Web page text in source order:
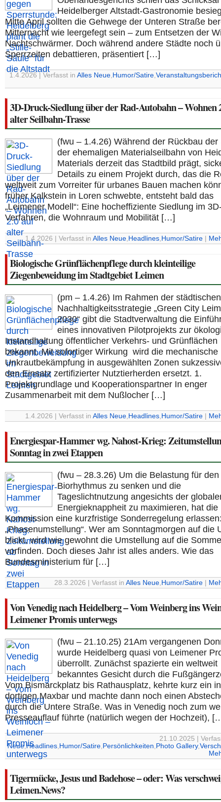
Heidelberger Altstadt-Gastronomie
Mitte April sollten die Gehwege der Unteren Straße
Mitternacht wie leergefegt sein – zum Entsetzen der
Nachtschwärmer. Doch während andere Städte noch
Sperrzeiten debattieren, präsentiert […]
1.4.2026 | Verfasst in Alles Neue, Humor/Satire,
3D-Druck-Siedlung über der Rad-Autobahn – Wohnen
alter Seilbahn-Trasse
(fwu – 1.4.26) Während der Rückbau der
der ehemaligen Materialseilbahn von
Materials derzeit das Stadtbild prägt,
Details zu einem Projekt durch, das die
weltweit zum Vorreiter für urbanes Bauen machen
früher Kalkstein in Loren schwebte, entsteht bald das
„Leimener Modell“: Eine hocheffiziente Siedlung im
Verfahren, die Wohnraum und Mobilität […]
1.4.2026 | Verfasst in Alles Neue, Headlines, Humor/Satire
Biologische Grünflächenpflege durch kleinteilige
Ziegenbeweidung im Stadtgebiet Leimen
(pm – 1.4.26) Im Rahmen der städtischen
Nachhaltigkeitsstrategie „Green City
2030“ gibt die Stadtverwaltung die
eines innovativen Pilotprojekts zur
Instandhaltung öffentlicher Verkehrs- und Grünflächen
bekannt. Mit sofortiger Wirkung wird die mechanische
Unkrautbekämpfung in ausgewählten Zonen
den Einsatz zertifizierter Nutztierherden ersetzt. 1.
Projektgrundlage und Kooperationspartner In enger
Zusammenarbeit mit dem Nußlocher […]
1.4.2026 | Verfasst in Alles Neue, Headlines, Humor/Satire
Energiespar-Hammer wg. Nahost-Krieg:
Sonntag in zwei Etappen
(fwu – 28.3.26) Um die Belastung für den
Biorhythmus zu senken und die
Tageslichtnutzung angesichts der
Energieknappheit zu maximieren, hat die
Kommission eine kurzfristige Sonderregelung
„Phasenumstellung“. Wer am Sonntagmorgen auf die
blickt, wird wie gewohnt die Umstellung auf die
vorfinden. Doch dieses Jahr ist alles anders. Wie das
Bundesministerium für […]
28.3.2026 | Verfasst in Alles Neue, Humor/Satire
Von Venedig nach Heidelberg – Vom Weinberg ins
Leimener Promis unterwegs
(fwu – 21.10.25) 21Am vergangenen
wurde Heidelberg quasi von Leimener
überrollt. Zunächst spazierte ein weltweit
bekanntes Gesicht durch die
Vom Bismarckplatz bis Rathausplatz, kehrte kurz ein
dortigen Maxbar und machte dann noch einen
durch die Untere Straße. Was in Venedig noch zum
Presseauflauf führte (natürlich wegen der Hochzeit),
21.10.2025 |
Neue,Headlines, Humor/Satire, Persönlichkeiten, Photo Gallery,
Tigermücke, Jesus und Badehose – oder: Was
Leimen.News?